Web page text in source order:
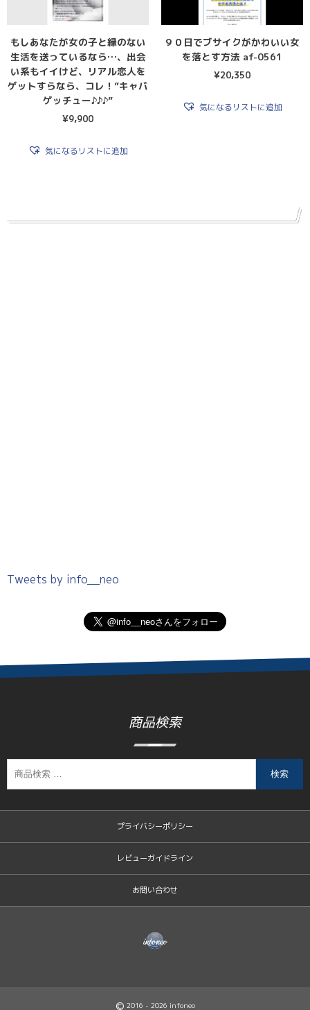
もしあなたが女の子と縁のない
生活を送っているなら…、出会
い系もイイけど、リアル恋人を
ゲットすらなら、コレ！”キャバ
ゲッチュー♪♪♪”
¥9,900
気になるリストに追加
９０日でブサイクがかわいい女
を落とす方法 af-0561
¥20,350
気になるリストに追加
Tweets by info__neo
商品検索
検索
プライバシーポリシー
レビューガイドライン
お問い合わせ
© 2016 - 2026 infoneo